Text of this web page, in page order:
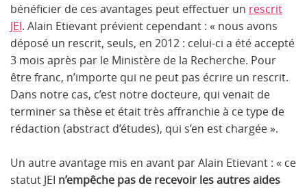
bénéficier de ces avantages peut effectuer un rescrit
JEI. Alain Etievant prévient cependant : « nous avons
déposé un rescrit, seuls, en 2012 : celui-ci a été accepté
3 mois après par le Ministère de la Recherche. Pour
être franc, n’importe qui ne peut pas écrire un rescrit.
Dans notre cas, c’est notre docteure, qui venait de
terminer sa thèse et était très affranchie à ce type de
rédaction (abstract d’études), qui s’en est chargée ».
Un autre avantage mis en avant par Alain Etievant : « ce
statut JEI n’empêche pas de recevoir les autres aides